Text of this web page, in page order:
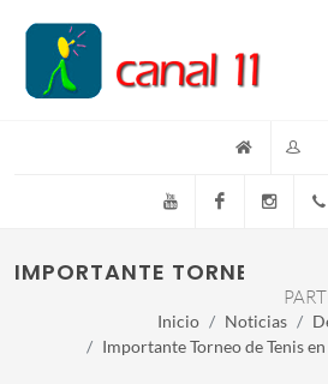
YouTube Facebook
IMPORTANTE TORNEO DE
Inicio Noticias
Importante Torneo de Tenis